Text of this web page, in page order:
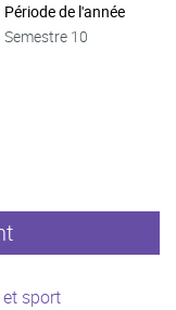
Période de l'année
Semestre 10
sport